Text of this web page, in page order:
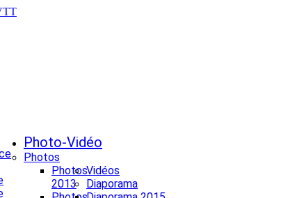
Photo-Vidéo
Photos
Photos
2013
Vidéos
Diaporama